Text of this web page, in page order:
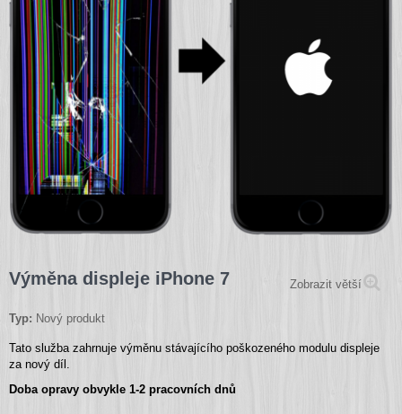
KONTAKT
Zobrazit větší
Výměna displeje iPhone 7
Typ: Nový produkt
Tato služba zahrnuje výměnu stávajícího poškozeného modulu displeje
za nový díl.
Doba opravy obvykle 1-2 pracovních dnů